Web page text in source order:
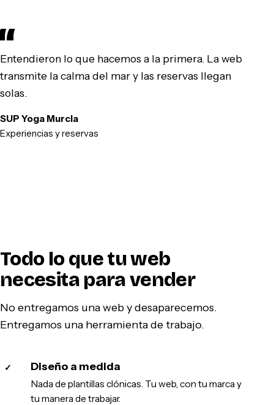
Entendieron lo que hacemos a la primera. La web
transmite la calma del mar y las reservas llegan
solas.
SUP Yoga Murcia
Experiencias y reservas
Todo lo que tu web
necesita para vender
No entregamos una web y desaparecemos.
Entregamos una herramienta de trabajo.
✓ Diseño a medida
Nada de plantillas clónicas. Tu web, con tu marca y
tu manera de trabajar.